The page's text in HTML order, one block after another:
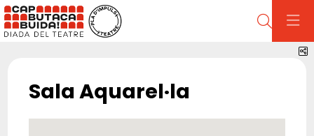
Cerca
Sala Aquarel·la